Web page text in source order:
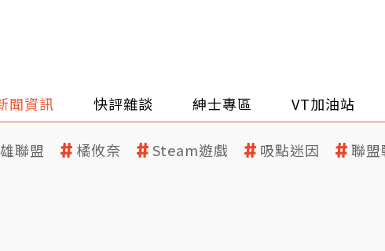
聞資訊 快評雜談 紳士專區 VT加油站
聯盟 橘攸奈 Steam遊戲 吸點迷因 聯盟